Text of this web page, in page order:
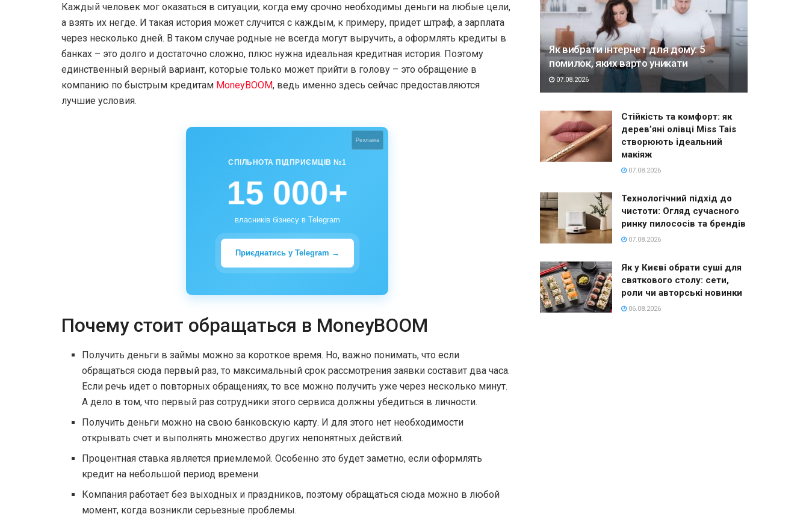
Каждый человек мог оказаться в ситуации, когда ему срочно необходимы деньги на любые цели,
а взять их негде. И такая история может случится с каждым, к примеру, придет штраф, а зарплата
через несколько дней. В таком случае родные не всегда могут выручить, а оформлять кредиты в
банках – это долго и достаточно сложно, плюс нужна идеальная кредитная история. Поэтому
единственный верный вариант, которые только может прийти в голову – это обращение в
компанию по быстрым кредитам MoneyBOOM, ведь именно здесь сейчас предоставляются
лучшие условия.
Реклама
СПІЛЬНОТА ПІДПРИЄМЦІВ №1
15 000+
власників бізнесу в Telegram
Приєднатись у Telegram →
Почему стоит обращаться в MoneyBOOM
Получить деньги в займы можно за короткое время. Но, важно понимать, что если
обращаться сюда первый раз, то максимальный срок рассмотрения заявки составит два часа.
Если речь идет о повторных обращениях, то все можно получить уже через несколько минут.
А дело в том, что первый раз сотрудники этого сервиса должны убедиться в личности.
Получить деньги можно на свою банковскую карту. И для этого нет необходимости
открывать счет и выполнять множество других непонятных действий.
Процентная ставка является приемлемой. Особенно это будет заметно, если оформлять
кредит на небольшой период времени.
Компания работает без выходных и праздников, поэтому обращаться сюда можно в любой
момент, когда возникли серьезные проблемы.
Як вибрати інтернет для дому: 5
помилок, яких варто уникати
07.08.2026
Стійкість та комфорт: як
дерев’яні олівці Miss Tais
створюють ідеальний
макіяж
07.08.2026
Технологічний підхід до
чистоти: Огляд сучасного
ринку пилососів та брендів
07.08.2026
Як у Києві обрати суші для
святкового столу: сети,
роли чи авторські новинки
06.08.2026